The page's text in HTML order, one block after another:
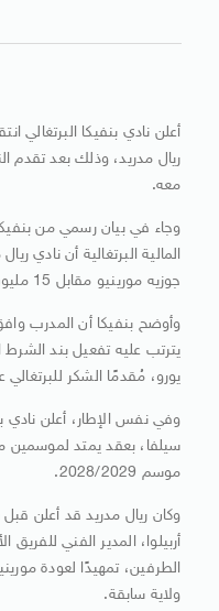
أعلن نادي بنفيكا البرتغالي
ريال مدريد، وذلك بعد تقدم
معه.
وجاء في بيان رسمي من
المالية البرتغالية أن نادي
جوزيه مورينيو مقابل 15 مليون يورو”.
وأوضح بنفيكا أن المدرب
يورو، مُقدمًا الشكر
وفي نفس الإطار، أعلن نادي
سيلفا، بعقد يمتد لموسمين
موسم 2028/2029.
وكان ريال مدريد قد أعلن
أربيلوا، المدير الفني
الطرفين، تمهيدًا لعودة
ولاية سابقة.